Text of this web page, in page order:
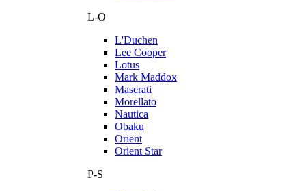
L-O
L'Duchen
Lee Cooper
Lotus
Mark Maddox
Maserati
Morellato
Nautica
Obaku
Orient
Orient Star
P-S